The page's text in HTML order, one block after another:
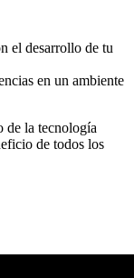
el desarrollo de tu
en un ambiente
de la tecnología
de todos los